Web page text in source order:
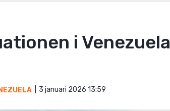
i Venezuela
3 januari 2026 13:59